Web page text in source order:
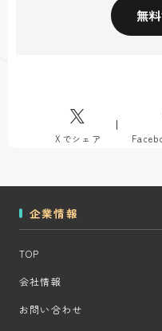
無
Xでシェア
企業情報
TOP
会社情報
お問い合わせ